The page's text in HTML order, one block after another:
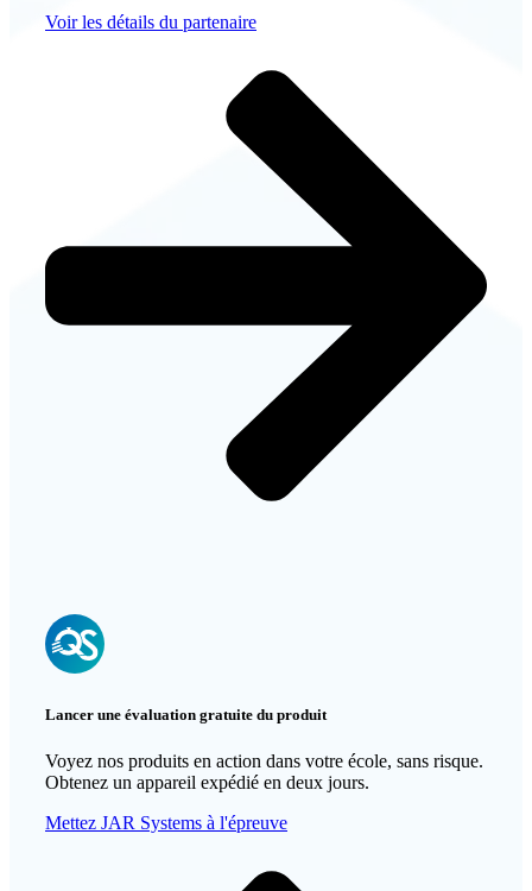
Voir les détails du partenaire
Lancer une évaluation gratuite du produit
Voyez nos produits en action dans votre école, sans risque.
Obtenez un appareil expédié en deux jours.
Mettez JAR Systems à l'épreuve